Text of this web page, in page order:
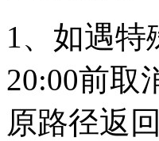
1、如遇特
20:00前取
原路径返